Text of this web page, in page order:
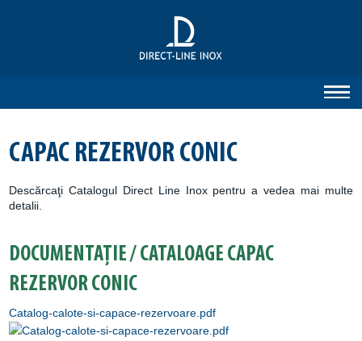
CAPAC REZERVOR CONIC
Descărcaţi Catalogul Direct Line Inox pentru a vedea mai multe
detalii.
DOCUMENTAȚIE / CATALOAGE CAPAC
REZERVOR CONIC
Catalog-calote-si-capace-rezervoare.pdf